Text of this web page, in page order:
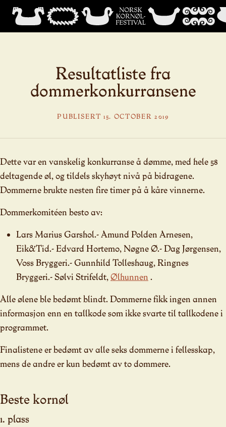
Resultatliste fra
dommerkonkurransene
PUBLISERT 15. OCTOBER 2019
Dette var en vanskelig konkurranse å dømme, med hele 58
deltagende øl, og tildels skyhøyt nivå på bidragene.
Dommerne brukte nesten fire timer på å kåre vinnerne.
Dommerkomitéen besto av:
Lars Marius Garshol.- Amund Polden Arnesen,
Eik&Tid.- Edvard Hortemo, Nøgne Ø.- Dag Jørgensen,
Voss Bryggeri.- Gunnhild Tolleshaug, Ringnes
Bryggeri.- Sølvi Strifeldt, Ølhunnen .
Alle ølene ble bedømt blindt. Dommerne fikk ingen annen
informasjon enn en tallkode som ikke svarte til tallkodene i
programmet.
Finalistene er bedømt av alle seks dommerne i fellesskap,
mens de andre er kun bedømt av to dommere.
Beste kornøl
1. plass